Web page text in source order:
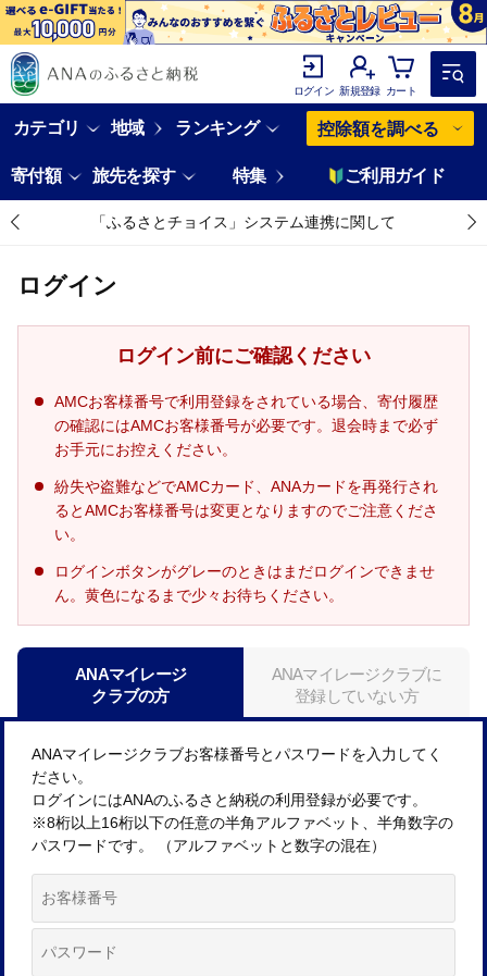
ログイン 新規登録 カート
カテゴリ 地域 ランキング 控除額を調べる
寄付額 旅先を探す 特集 ご利用ガイド
「ふるさとチョイス」システム連携に関して
ログイン
ログイン前にご確認ください
AMCお客様番号で利用登録をされている場合、寄付履歴
の確認にはAMCお客様番号が必要です。退会時まで必ず
お手元にお控えください。
紛失や盗難などでAMCカード、ANAカードを再発行され
るとAMCお客様番号は変更となりますのでご注意くださ
い。
ログインボタンがグレーのときはまだログインできませ
ん。黄色になるまで少々お待ちください。
ANAマイレージ
クラブの方
ANAマイレージクラブに
登録していない方
ANAマイレージクラブお客様番号とパスワードを入力してく
ださい。
ログインにはANAのふるさと納税の利用登録が必要です。
※8桁以上16桁以下の任意の半角アルファベット、半角数字の
パスワードです。 （アルファベットと数字の混在）